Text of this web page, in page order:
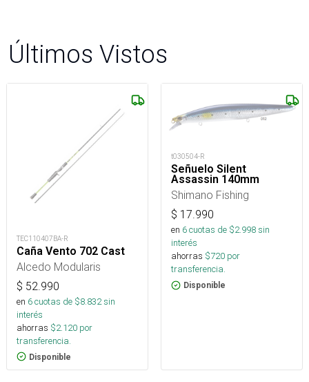
Últimos Vistos
TEC110407BA-R
Caña Vento 702 Cast
Alcedo Modularis
$ 52.990
en 6cuotas de $8.832sin
interés
ahorras $2.120 por
transferencia.
Disponible
t030504-R
Señuelo Silent
Assassin 140mm
Shimano Fishing
$ 17.990
en 6cuotas de $2.998sin
interés
ahorras $720 por
transferencia.
Disponible